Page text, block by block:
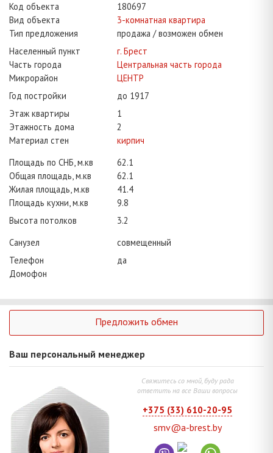
Код объекта
180697
Вид объекта
3-комнатная квартира
Тип предложения
продажа / возможен обмен
Населенный пункт
г. Брест
Часть города
Центральная часть города
Микрорайон
ЦЕНТР
Год постройки
до 1917
Этаж квартиры
1
Этажность дома
2
Материал стен
кирпич
Площадь по СНБ, м.кв
62.1
Общая площадь, м.кв
62.1
Жилая площадь, м.кв
41.4
Площадь кухни, м.кв
9.8
Высота потолков
3.2
Санузел
совмещенный
Телефон
да
Домофон
Предложить обмен
Ваш персональный менеджер
Свяжитесь со мной, буду рада
ответить на все Ваши вопросы
+375 (33) 610-20-95
smv@a-brest.by